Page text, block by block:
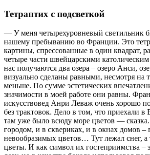
Тетраптих с подсветкой
— У меня четырехуровневый светильник
нашему пребыванию во Франции. Это
картины, спрессованные в один квадрат,
четыре части швейцарскими
нас получаются два озера – озеро Анси,
визуально сделаны равными, несмотря на
меньше. По сумме эстетических
значимости в моей работе они равны.
искусствовед Анри Леваж очень хорошо
без трактовок. Дело в том, что приехали в
там уже было всюду море цветов — сказка.
городом, и в сквериках, и в окнах домов –
невообразимых цветов… Тут лежал снег,
цветы. И как символ их гостеприимства –